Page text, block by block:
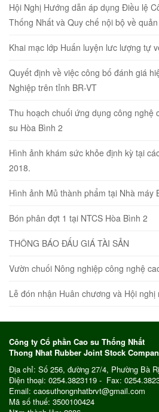
Hội Nghị Hướng dẫn áp dụng Điều lệ
Thống Nhất và Quy chế nội bộ về
Khai mạc lớp Huấn luyện lưc lượng tự
Quyết định về việc công bố đánh giá
Nghiệp trên tỉnh BR-VT
Thu hoạch chuối ứng dụng công nghệ
su Hòa Bình 2
Hình ảnh khám sức khỏe định kỳ tại
2018.
Hình ảnh Mủ thành phẩm tại Nhà máy
Bón phân đợt 1 tại NTCS Hòa Bình 2
THÔNG BÁO ĐẤU GIÁ TÀI SẢN
Vườn chuối Nông nghiệp công nghệ
Lễ đón nhận Huân chương và Hội
Công ty Cổ phần Cao su Thống Nhất
Thong Nhat Rubber Joint Stock
Địa chỉ: Số 256, đường 27/4, Phường Bà
Điện thoại: 0254.3823119 - Fax:
Email: caosuthongnhatbrvt@gmail.com
Mã số thuế: 3500100424